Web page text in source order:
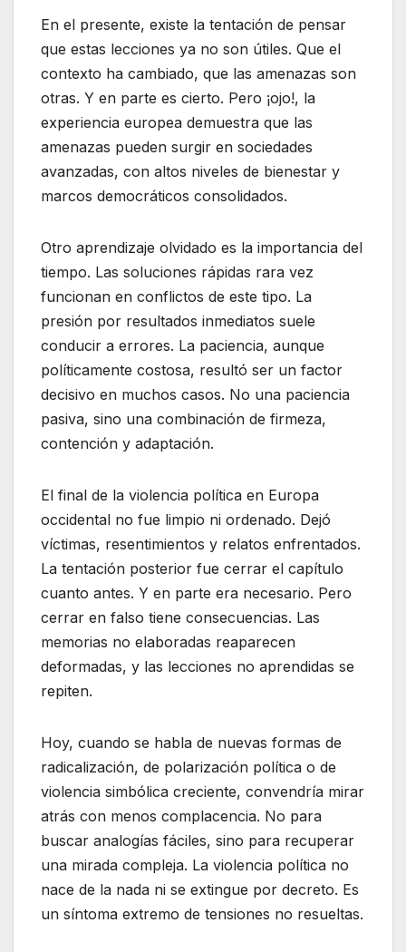
En el presente, existe la tentación de pensar
que estas lecciones ya no son útiles. Que el
contexto ha cambiado, que las amenazas son
otras. Y en parte es cierto. Pero ¡ojo!, la
experiencia europea demuestra que las
amenazas pueden surgir en sociedades
avanzadas, con altos niveles de bienestar y
marcos democráticos consolidados.
Otro aprendizaje olvidado es la importancia del
tiempo. Las soluciones rápidas rara vez
funcionan en conflictos de este tipo. La
presión por resultados inmediatos suele
conducir a errores. La paciencia, aunque
políticamente costosa, resultó ser un factor
decisivo en muchos casos. No una paciencia
pasiva, sino una combinación de firmeza,
contención y adaptación.
El final de la violencia política en Europa
occidental no fue limpio ni ordenado. Dejó
víctimas, resentimientos y relatos enfrentados.
La tentación posterior fue cerrar el capítulo
cuanto antes. Y en parte era necesario. Pero
cerrar en falso tiene consecuencias. Las
memorias no elaboradas reaparecen
deformadas, y las lecciones no aprendidas se
repiten.
Hoy, cuando se habla de nuevas formas de
radicalización, de polarización política o de
violencia simbólica creciente, convendría mirar
atrás con menos complacencia. No para
buscar analogías fáciles, sino para recuperar
una mirada compleja. La violencia política no
nace de la nada ni se extingue por decreto. Es
un síntoma extremo de tensiones no resueltas.